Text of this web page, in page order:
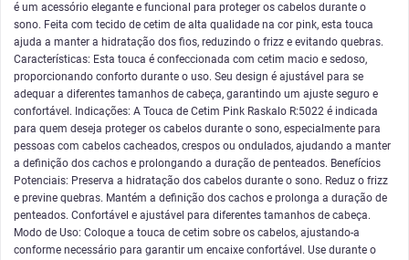
é um acessório elegante e funcional para proteger os cabelos durante o
sono. Feita com tecido de cetim de alta qualidade na cor pink, esta touca
ajuda a manter a hidratação dos fios, reduzindo o frizz e evitando quebras.
Características: Esta touca é confeccionada com cetim macio e sedoso,
proporcionando conforto durante o uso. Seu design é ajustável para se
adequar a diferentes tamanhos de cabeça, garantindo um ajuste seguro e
confortável. Indicações: A Touca de Cetim Pink Raskalo R:5022 é indicada
para quem deseja proteger os cabelos durante o sono, especialmente para
pessoas com cabelos cacheados, crespos ou ondulados, ajudando a manter
a definição dos cachos e prolongando a duração de penteados. Benefícios
Potenciais: Preserva a hidratação dos cabelos durante o sono. Reduz o frizz
e previne quebras. Mantém a definição dos cachos e prolonga a duração de
penteados. Confortável e ajustável para diferentes tamanhos de cabeça.
Modo de Uso: Coloque a touca de cetim sobre os cabelos, ajustando-a
conforme necessário para garantir um encaixe confortável. Use durante o